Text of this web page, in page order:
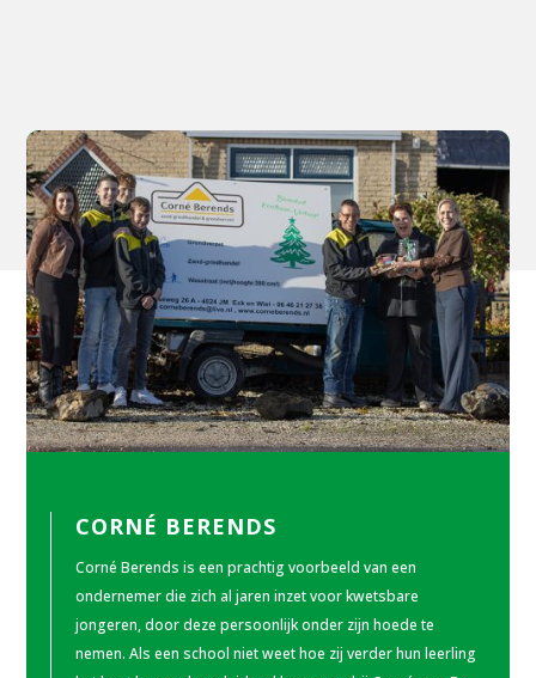
CORNÉ BERENDS
Corné Berends is een prachtig voorbeeld van een
ondernemer die zich al jaren inzet voor kwetsbare
jongeren, door deze persoonlijk onder zijn hoede te
nemen. Als een school niet weet hoe zij verder hun leerling